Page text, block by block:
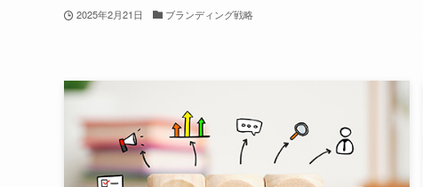
2025年2月21日 ブランディング戦略